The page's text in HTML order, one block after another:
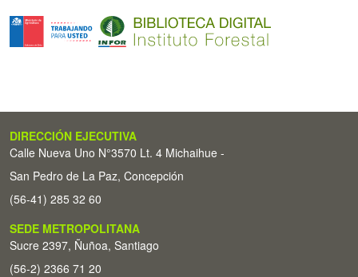
DIRECCIÓN EJECUTIVA
Calle Nueva Uno N°3570 Lt. 4 Michaihue -
San Pedro de La Paz, Concepción
(56-41) 285 32 60
SEDE METROPOLITANA
Sucre 2397, Ñuñoa, Santiago
(56-2) 2366 71 20